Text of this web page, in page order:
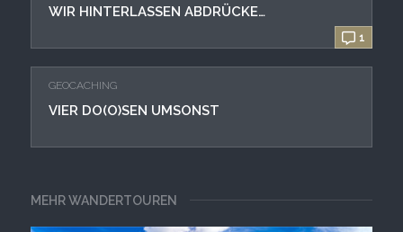
1
WIR HINTERLASSEN ABDRÜCKE…
GEOCACHING
VIER DO(O)SEN UMSONST
MEHR WANDERTOUREN